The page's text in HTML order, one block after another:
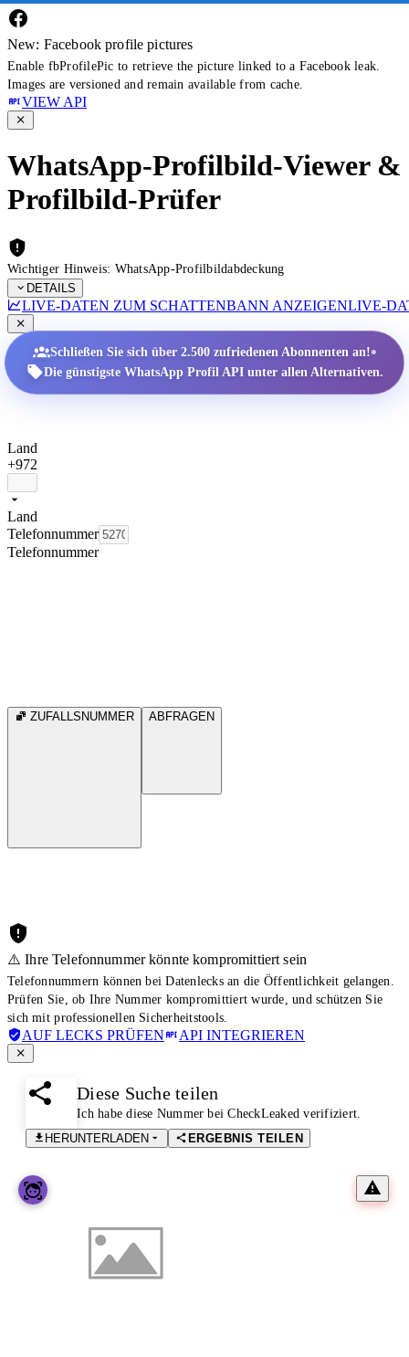
New: Facebook profile pictures
Enable fbProfilePic to retrieve the picture linked to a Facebook leak.
Images are versioned and remain available from cache.
VIEW API
WhatsApp-Profilbild-Viewer &
Profilbild-Prüfer
Wichtiger Hinweis: WhatsApp-Profilbildabdeckung
DETAILS
LIVE-DATEN ZUM SCHATTENBANN ANZEIGENLIVE-
Schließen Sie sich über 2.500 zufriedenen Abonnenten an!•
Die günstigste WhatsApp Profil API unter allen Alternativen.
Land
+972
Land
Telefonnummer
Telefonnummer
ZUFALLSNUMMER ABFRAGEN
⚠️ Ihre Telefonnummer könnte kompromittiert sein
Telefonnummern können bei Datenlecks an die Öffentlichkeit gelangen.
Prüfen Sie, ob Ihre Nummer kompromittiert wurde, und schützen Sie
sich mit professionellen Sicherheitstools.
AUF LECKS PRÜFEN API INTEGRIEREN
Diese Suche teilen
Ich habe diese Nummer bei CheckLeaked verifiziert.
HERUNTERLADEN
ERGEBNIS TEILEN